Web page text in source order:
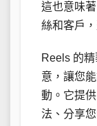
這也意味
絲和客戶
Reels 的
意，讓您
動。它提
法、分享